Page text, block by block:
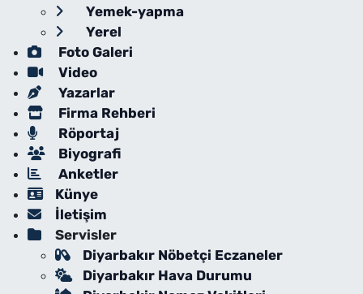
Yemek-yapma
Yerel
Foto Galeri
Video
Yazarlar
Firma Rehberi
Röportaj
Biyografi
Anketler
Künye
İletişim
Servisler
Diyarbakır Nöbetçi Eczaneler
Diyarbakır Hava Durumu